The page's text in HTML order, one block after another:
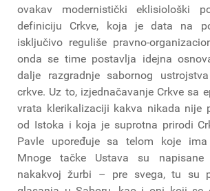
ovakav modernistički eklisiološki
definiciju Crkve, koja je data na
isključivo reguliše pravno-
onda se time postavlja idejna
dalje razgradnje sabornog
crkve. Uz to, izjednačavanje Crkve sa
vrata klerikalizaciji kakva nikada nije
od Istoka i koja je suprotna prirodi
Pavle upoređuje sa telom koje ima
Mnoge tačke Ustava su
nakakvoj žurbi – pre svega, tu su